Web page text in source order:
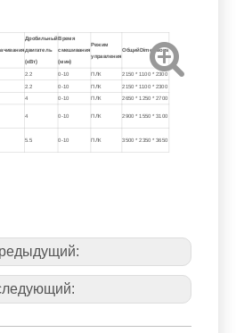
Дробильный
двигатель
(кВт)
Время
смешивания
(мин)
Режим
управления
ОбщийDimensions
2.2 0-10 ПЛК
2150 * 1100 * 2300
2.2 0-10 ПЛК
2150 * 1100 * 2300
4 0-10 ПЛК
2650 * 1250 * 2700
4 0-10 ПЛК 2900 * 1550 * 3100
5.5 0-10 ПЛК 3500 * 2350 * 3650